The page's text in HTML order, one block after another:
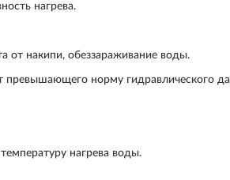
нагрева.
накипи, обеззараживание воды.
превышающего норму гидравлического
нагрева воды.